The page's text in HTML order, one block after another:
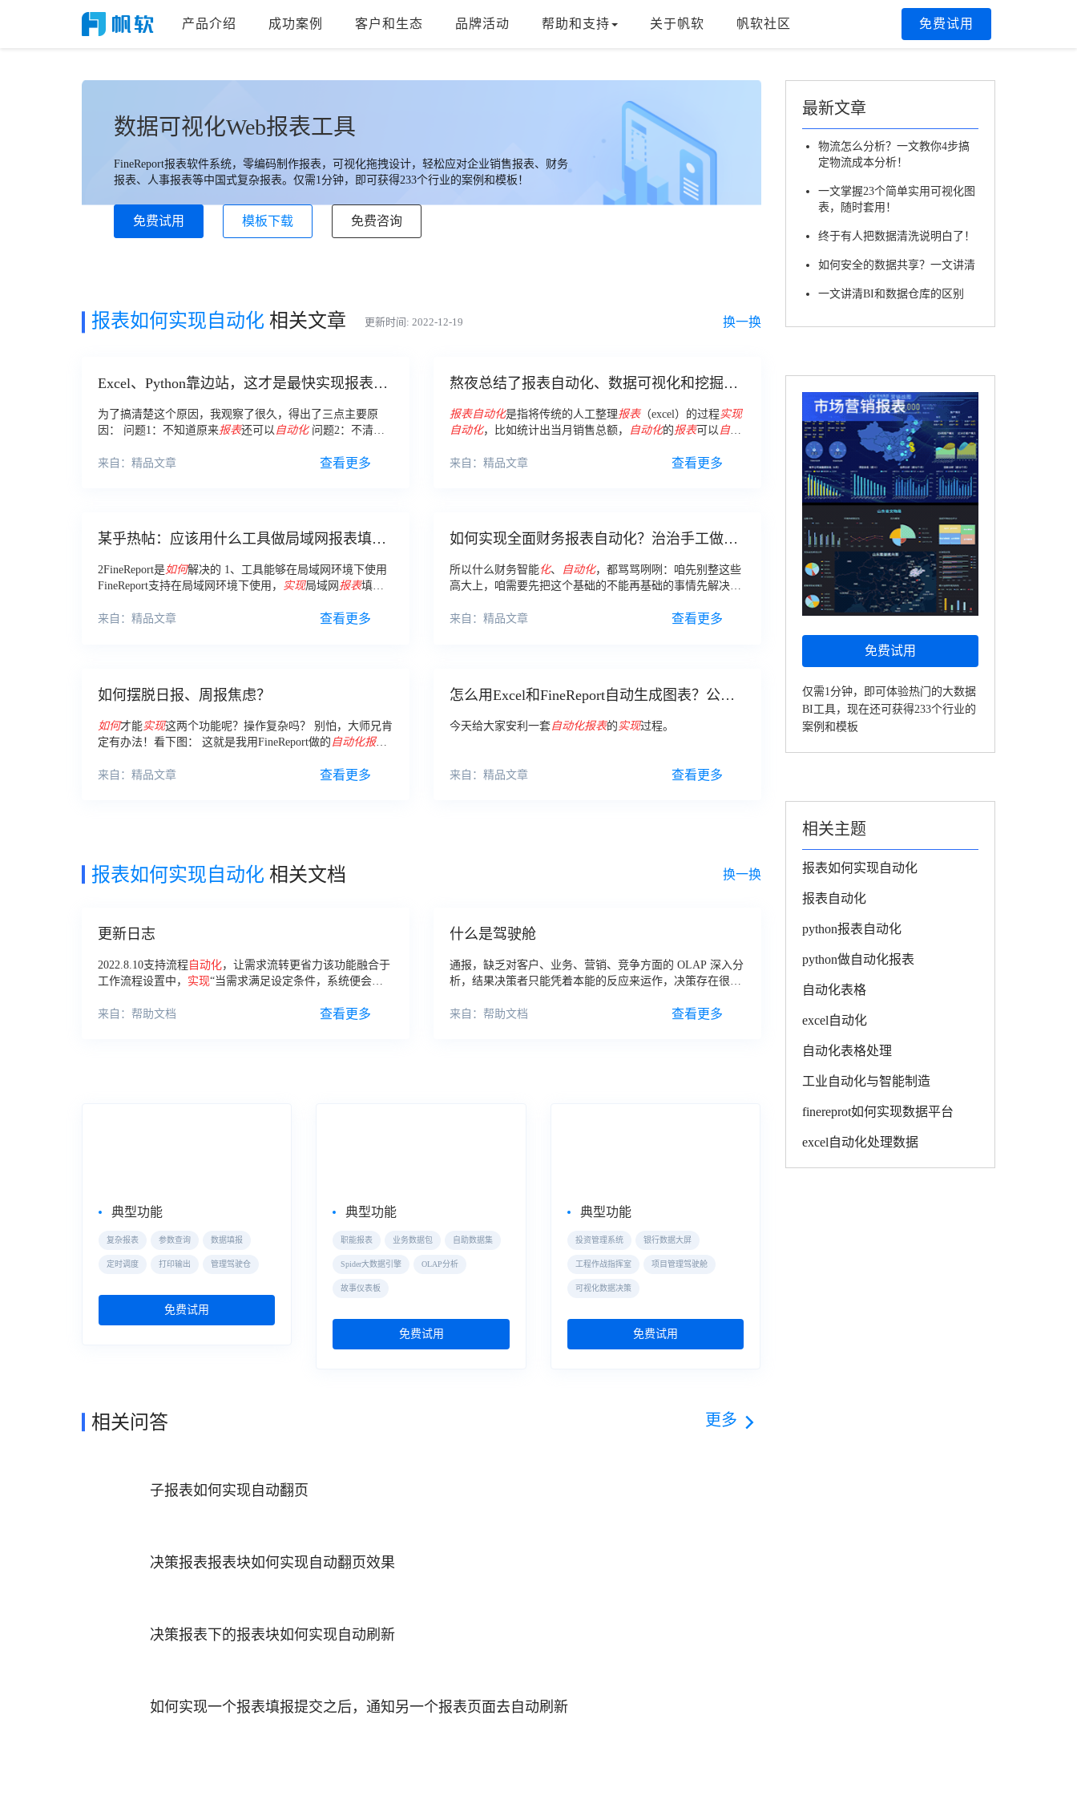
产品介绍 成功案例 客户和生态 品牌活动 帮助和支持 关于帆软 帆软社区 免费试用
数据可视化Web报表工具
FineReport报表软件系统，零编码制作报表，可视化拖拽设计，轻松应对企业销售报表、财务
报表、人事报表等中国式复杂报表。仅需1分钟，即可获得233个行业的案例和模板！
免费试用 模板下载 免费咨询
报表如何实现自动化 相关文章 更新时间: 2022-12-19 换一换
Excel、Python靠边站，这才是最快实现报表自
动化的路径
为了搞清楚这个原因，我观察了很久，得出了三点主要原
因： 问题1：不知道原来报表还可以 自动化问题2：不清楚
能实现 报表自动化 还可以实现自动
来自：精品文章 查看更多
熬夜总结了报表自动化、数据可视化和挖掘的
要点，和你想的不一样
报表自动化是指将传统的人工整理报表（excel）的过程实现
自动化，比如统计出当月销售总额， 自动化的报表可以 自动
信息，而不需要像传统方式手动整理-统计数据
来自：精品文章 查看更多
某乎热帖：应该用什么工具做局域网报表填报
2FineReport是如何解决的 1、工具能够在局域网环境下使用
FineReport支持在局域网环境下使用，
实现局域网 报表填
在内网访问到这个服务器就可以
来自：精品文章 查看更多
如何实现全面财务报表自动化？治治手工做表
的痛！￼
所以什么财务智能化、 自动化，都骂骂咧咧：咱先别整这些
高大上，咱需要先把这个基础的不能再基础的事情先解决
经实现 它，根治它。
来自：精品文章 查看更多
如何摆脱日报、周报焦虑？
如何才能实现这两个功能呢？操作复杂吗？ 别怕，大师兄肯
定有办法！看下图： 这就是我用FineReport做的 自动化报
来自：精品文章
查看更多
怎么用Excel和FineReport自动生成图表？公司
今天给大家安利一套自动化报表的 实现过程。
来自：精品文章 查看更多
报表如何实现自动化 相关文档 换一换
更新日志
2022.8.10支持流程 自动化，让需求流转更省力该功能融合于
工作流程设置中， 实现“当需求满足设定条件，系统便会
更方便，详情可参考帮助文档2022.7.
来自：帮助文档 查看更多
什么是驾驶舱
通报，缺乏对客户、业务、营销、竞争方面的 OLAP 深入分
析，结果决策者只能凭着本能的反应来运作，决策存在很大
化，将销售管理者从传统的的
来自：帮助文档 查看更多
典型功能
复杂报表 参数查询 数据填报
定时调度 打印输出 管理驾驶仓
免费试用
典型功能
职能报表 业务数据包 自助数据集
Spider大数据引擎 OLAP分析
故事仪表板
免费试用
典型功能
投资管理系统 银行数据大屏
工程作战指挥室 项目管理驾驶舱
可视化数据决策
免费试用
相关问答 更多
子报表如何实现自动翻页
决策报表报表块如何实现自动翻页效果
决策报表下的报表块如何实现自动刷新
如何实现一个报表填报提交之后，通知另一个报表页面去自动刷新
最新文章
物流怎么分析？一文教你4步搞
定物流成本分析！
一文掌握23个简单实用可视化图
表，随时套用！
终于有人把数据清洗说明白了！
如何安全的数据共享？一文讲清
一文讲清BI和数据仓库的区别
免费试用
仅需1分钟，即可体验热门的大数据
BI工具，现在还可获得233个行业的
案例和模板
相关主题
报表如何实现自动化
报表自动化
python报表自动化
python做自动化报表
自动化表格
excel自动化
自动化表格处理
工业自动化与智能制造
finereprot如何实现数据平台
excel自动化处理数据